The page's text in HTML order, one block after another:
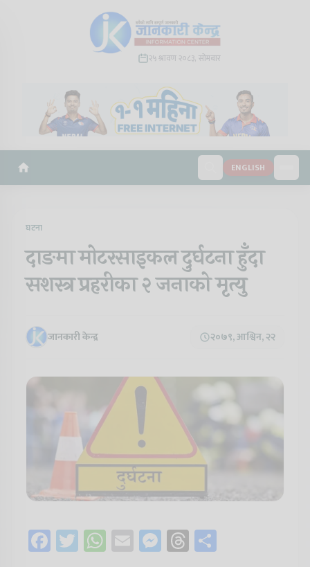
२५ श्रावण २०८३, सोमबार
ENGLISH
घटना
दाङमा मोटरसाइकल दुर्घटना हुँदा
सशस्त्र प्रहरीका २ जनाको मृत्यु
जानकारी केन्द्र २०७९, आश्विन, २२
Facebook
Twitter
WhatsApp
EmailMessenger
Threads